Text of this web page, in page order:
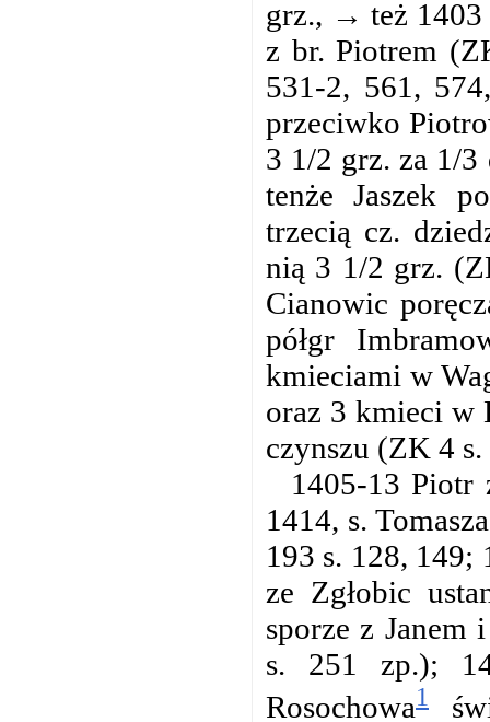
grz., → też 1403
z br. Piotrem
531-2, 561,
przeciwko
3 1/2 grz. za 1/
tenże Jaszek
trzecią cz.
nią 3 1/2 grz.
Cianowic
półgr
kmieciami w
oraz 3 kmieci w
czynszu (ZK 4 s.
1405-13
1414, s.
193 s. 128, 149;
ze Zgłobic
sporze z Janem
s. 251 zp.);
Rosochowa1